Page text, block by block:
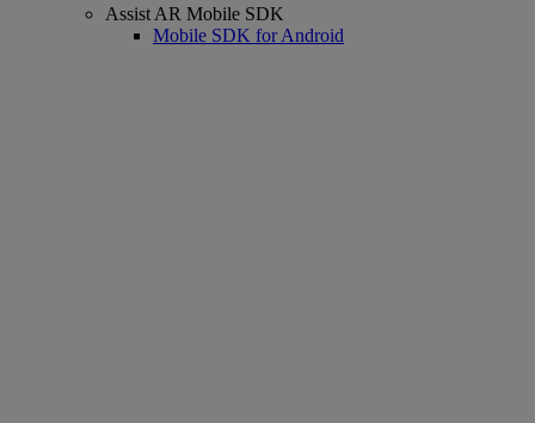
Assist AR Mobile SDK
Mobile SDK for Android